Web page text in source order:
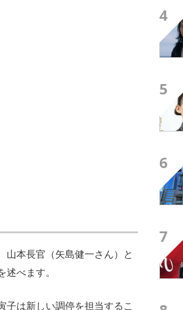
本長官（矢島健一さん）と
べます。
は新しい調停を担当するこ
4
5
6
7